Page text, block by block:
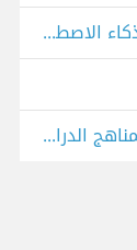
كيف تتوقعون مستقبل التعليم في عصر الذكاء الاصطناعي؟
يجب أن يكون الذكاء الاصطناعي جزءًا من المناهج الدراسية